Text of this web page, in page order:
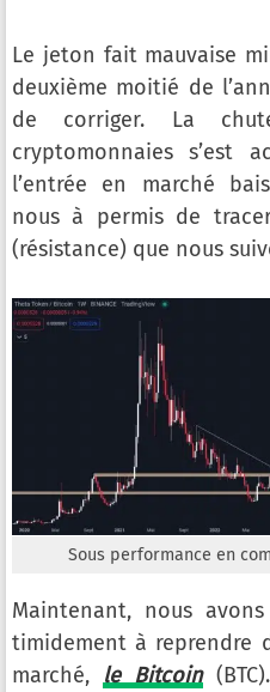
Le jeton fait mauvaise
deuxième moitié de
de corriger. La
cryptomonnaies s’est
l’entrée en marché
nous à permis de
(résistance) que nous
Sous performance en
Maintenant, nous
timidement à reprendre
marché, le Bitcoin